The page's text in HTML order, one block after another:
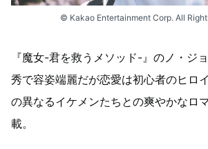
© Kakao Entertainment Corp. All
『魔女-君を救うメソッド-』のノ・ジ
秀で容姿端麗だが恋愛は初心者のヒロ
の異なるイケメンたちとの爽やかなロ
載。